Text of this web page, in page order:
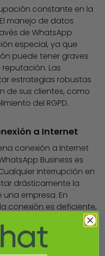
constante en la
manejo de datos
de WhatsApp
especial, ya que
puede tener graves
Las
estrategias robustas
de sus clientes, como
del RGPD.
a Internet
conexión a Internet
Business es
interrupción en
drásticamente la
empresa. En
conexión es deficiente,
En estos casos, es
como líneas